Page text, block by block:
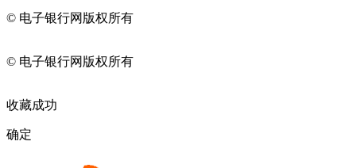
© 电子银行网版权所有
© 电子银行网版权所有
收藏成功
确定